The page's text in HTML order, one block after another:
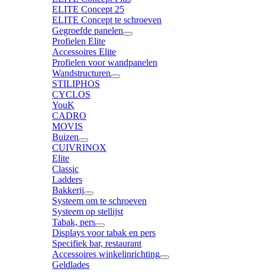
ELITE Concept 25
ELITE Concept te schroeven
Gegroefde panelen
Profielen Elite
Accessoires Elite
Profielen voor wandpanelen
Wandstructuren
STILIPHOS
CYCLOS
YouK
CADRO
MOVIS
Buizen
CUIVRINOX
Elite
Classic
Ladders
Bakkerij
Systeem om te schroeven
Systeem op stellijst
Tabak, pers
Displays voor tabak en pers
Specifiek bar, restaurant
Accessoires winkelinrichting
Geldlades